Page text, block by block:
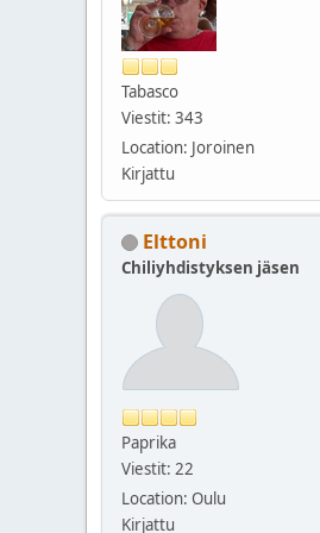
Tabasco
Viestit: 343
Location: Joroinen
Kirjattu
Elttoni
Chiliyhdistyksen jäsen
Paprika
Viestit: 22
Location: Oulu
Kirjattu